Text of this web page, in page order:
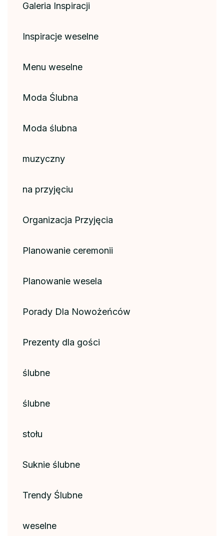
Galeria Inspiracji
Inspiracje weselne
Menu weselne
Moda Ślubna
Moda ślubna
muzyczny
na przyjęciu
Organizacja Przyjęcia
Planowanie ceremonii
Planowanie wesela
Porady Dla Nowożeńców
Prezenty dla gości
ślubne
ślubne
stołu
Suknie ślubne
Trendy Ślubne
weselne